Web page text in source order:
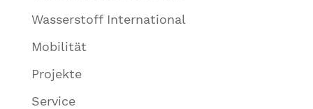
Wasserstoff International
Mobilität
Projekte
Service